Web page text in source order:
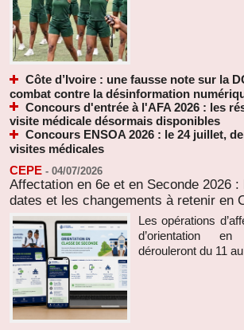
Côte d’Ivoire : une fausse note sur la
combat contre la désinformation
Concours d'entrée à l'AFA 2026 : les
visite médicale désormais disponibles
Concours ENSOA 2026 : le 24 juillet,
visites médicales
CEPE - 04/07/2026
Affectation en 6e et en Seconde 2026 :
dates et les changements à retenir en
Les opérations
d’orientation
dérouleront du 11